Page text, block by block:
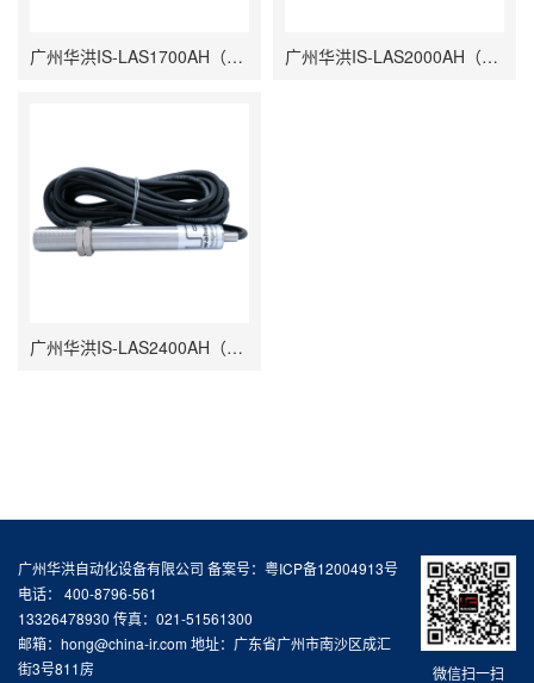
广州华洪IS-LAS1700AH（700℃~1700℃）短波同轴双激光瞄准在线式红外测温仪 广州华洪IS-LAS2000AH（800℃~2000℃）短波同轴双激光瞄准在线式红外测温仪
广州华洪IS-LAS2400AH（1000℃~2400℃）短波同轴双激光瞄准在线式红外测温仪
微信扫一扫
广州华洪自动化设备有限公司 备案号： 粤ICP备12004913号
电话： 400-8796-561
13326478930 传真：021-51561300
邮箱：hong@china-ir.com 地址：广东省广州市南沙区成汇
街3号811房